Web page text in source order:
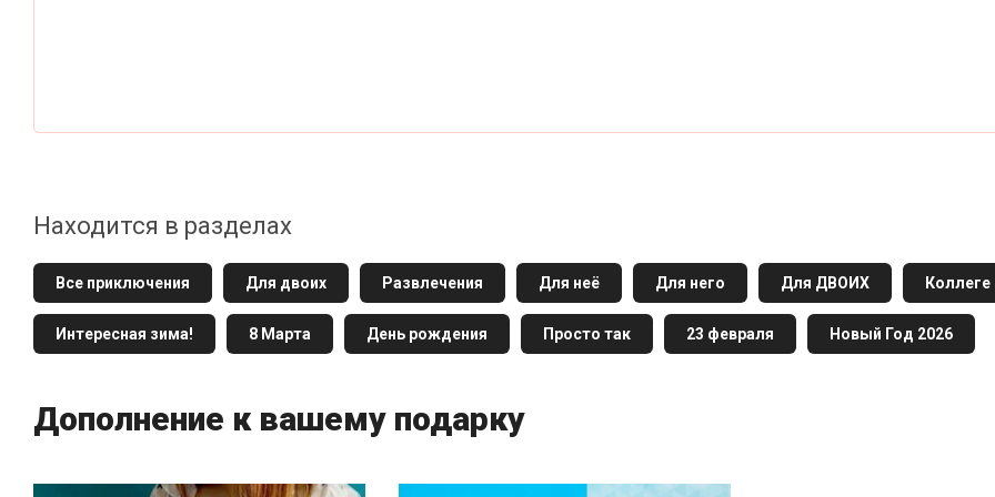
Находится в разделах
Все приключения Для двоих Развлечения Для неё Для него Для ДВОИХ Коллеге
Интересная зима! 8 Марта День рождения Просто так 23 февраля Новый Год 2026
Дополнение к вашему подарку